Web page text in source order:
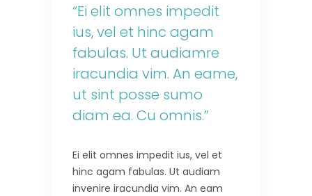
“Ei elit omnes impedit
ius, vel et hinc agam
fabulas. Ut audiamre
iracundia vim. An eame,
ut sint posse sumo
diam ea. Cu omnis.”
Ei elit omnes impedit ius, vel et
hinc agam fabulas. Ut audiam
invenire iracundia vim. An eam